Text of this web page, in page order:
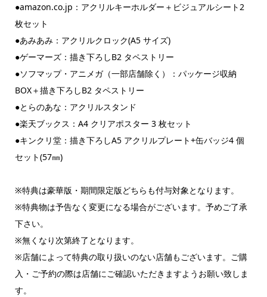
●amazon.co.jp：アクリルキーホルダー＋ビジュアルシート2
枚セット
●あみあみ：アクリルクロック(A5 サイズ)
●ゲーマーズ：描き下ろしB2 タペストリー
●ソフマップ・アニメガ（一部店舗除く）：パッケージ収納
BOX＋描き下ろしB2 タペストリー
●とらのあな：アクリルスタンド
●楽天ブックス：A4 クリアポスター 3 枚セット
●キンクリ堂：描き下ろしA5 アクリルプレート+缶バッジ4 個
セット(57㎜)
※特典は豪華版・期間限定版どちらも付与対象となります。
※特典物は予告なく変更になる場合がございます。予めご了承
下さい。
※無くなり次第終了となります。
※店舗によって特典の取り扱いのない店舗もございます。ご購
入・ご予約の際は店舗にご確認いただきますようお願い致しま
す。